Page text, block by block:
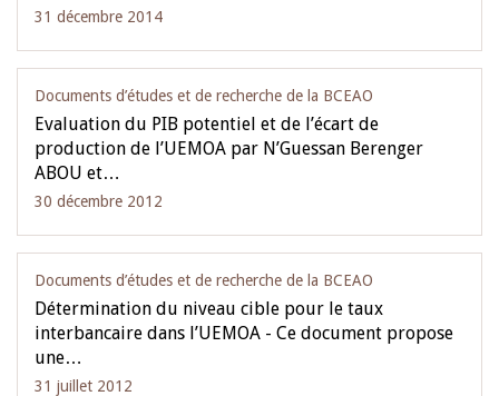
31 décembre 2014
Documents d’études et de recherche de la BCEAO
Evaluation du PIB potentiel et de l’écart de
production de l’UEMOA par N’Guessan Berenger
ABOU et…
30 décembre 2012
Documents d’études et de recherche de la BCEAO
Détermination du niveau cible pour le taux
interbancaire dans l’UEMOA - Ce document propose
une…
31 juillet 2012